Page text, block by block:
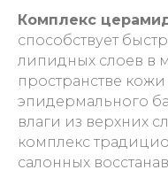
Комплекс
способствует
липидных слоев в
пространстве
эпидермального
влаги из верхних
комплекс
салонных